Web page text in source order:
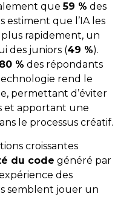
que59 % des
estiment que l’IA les
rapidement, un
des juniors (49 %).
80 % des répondants
rend le
permettant d’éviter
et apportant une
le processus créatif.
croissantes
du code généré par
des
semblent jouer un